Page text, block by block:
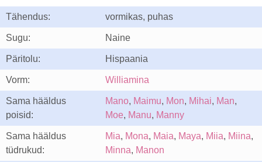
Tähendus: vormikas, puhas
Sugu: Naine
Päritolu: Hispaania
Vorm: Williamina
Sama hääldus
poisid:
Mano, Maimu, Mon, Mihai, Man,
Moe, Manu, Manny
Sama hääldus
tüdrukud:
Mia, Mona, Maia, Maya, Miia, Miina,
Minna, Manon